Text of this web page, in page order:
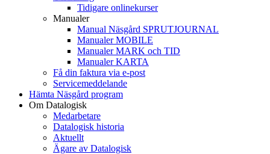
Tidigare onlinekurser
Manualer
Manual Näsgård SPRUTJOURNAL
Manualer MOBILE
Manualer MARK och TID
Manualer KARTA
Få din faktura via e-post
Servicemeddelande
Hämta Näsgård program
Om Datalogisk
Medarbetare
Datalogisk historia
Aktuellt
Ägare av Datalogisk